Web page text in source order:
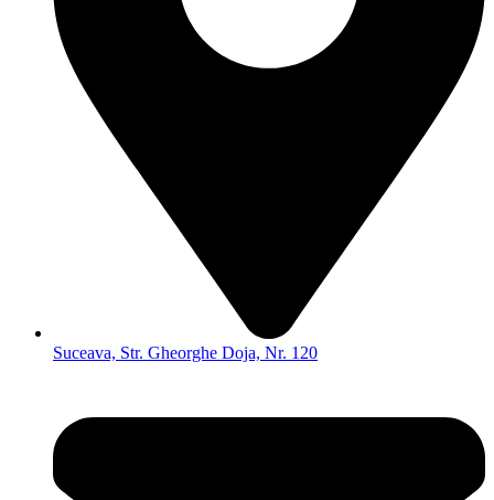
Suceava, Str. Gheorghe Doja, Nr. 120